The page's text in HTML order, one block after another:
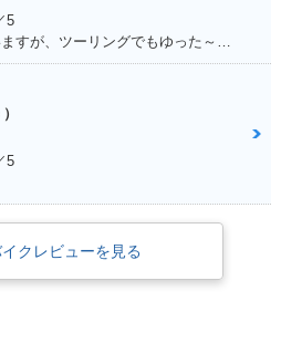
5
5
クレビューを見る